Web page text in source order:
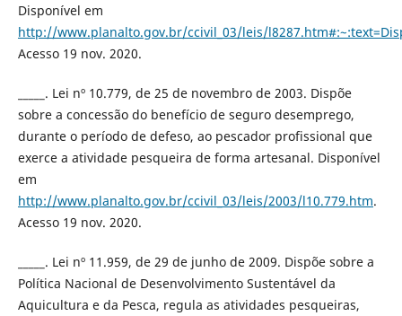
Disponível em
http://www.planalto.gov.br/ccivil_03/leis/
Acesso 19 nov. 2020.
_____. Lei nº 10.779, de 25 de novembro de 2003. Dispõe
sobre a concessão do benefício de seguro desemprego,
durante o período de defeso, ao pescador profissional que
exerce a atividade pesqueira de forma artesanal. Disponível
em
http://www.planalto.gov.br/ccivil_03/leis/2003/l10.779.htm.
Acesso 19 nov. 2020.
_____. Lei nº 11.959, de 29 de junho de 2009. Dispõe sobre a
Política Nacional de Desenvolvimento Sustentável da
Aquicultura e da Pesca, regula as atividades pesqueiras,